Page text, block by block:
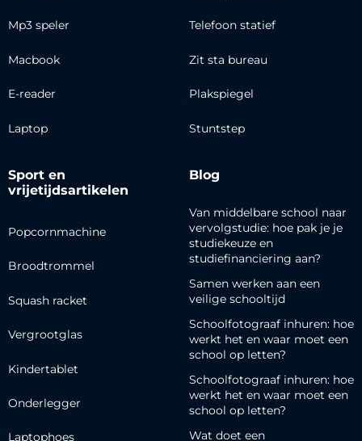
Mp3 speler
Macbook
E-reader
Laptop
Telefoon statief
Zit sta bureau
Plakspiegel
Stuntstep
Sport en
vrijetijdsartikelen
Popcornmachine
Broodtrommel
Squash racket
Vergrootglas
Kindertablet
Onderlegger
Laptophoes
Blog
Van middelbare school naar
vervolgstudie: hoe pak je je
studiekeuze en
studiefinanciering aan?
Samen werken aan een
veilige schooltijd
Schoolfotograaf inhuren: hoe
werkt het en waar moet een
school op letten?
Schoolfotograaf inhuren: hoe
werkt het en waar moet een
school op letten?
Wat doet een